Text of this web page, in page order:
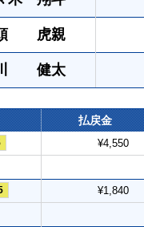
虎親
健太
払戻金
¥4,550
¥1,840